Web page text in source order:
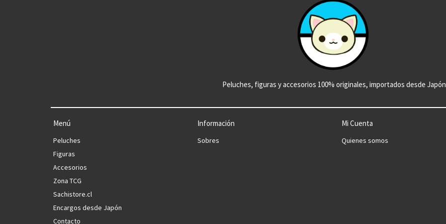
Peluches, figuras y accesorios 100% originales, importados desde Japón
Menú
Peluches
Figuras
Accesorios
Zona TCG
Sachistore.cl
Encargos desde Japón
Contacto
Información
Sobres
Mi Cuenta
Quienes somos